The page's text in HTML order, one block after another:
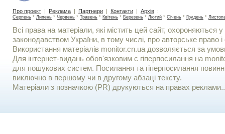
Про проект | Реклама | Партнери | Контакти | Архів :
Серпень * Липень * Червень * Травень * Квітень * Березень * Лютий * Січень * Грудень *
Всі права на матеріали, які містить цей сайт, охороняються у
законодавством України, в тому числі, про авторське право і
Використання матерiалiв monitor.cn.ua дозволяється за
Для iнтернет-видань обов'язковим є гiперпосилання на
для пошукових систем. Посилання та гіперпосилання
виключно в першому чи в другому абзаці тексту.
Матеріали з позначкою (PR) друкуються на правах реклами..